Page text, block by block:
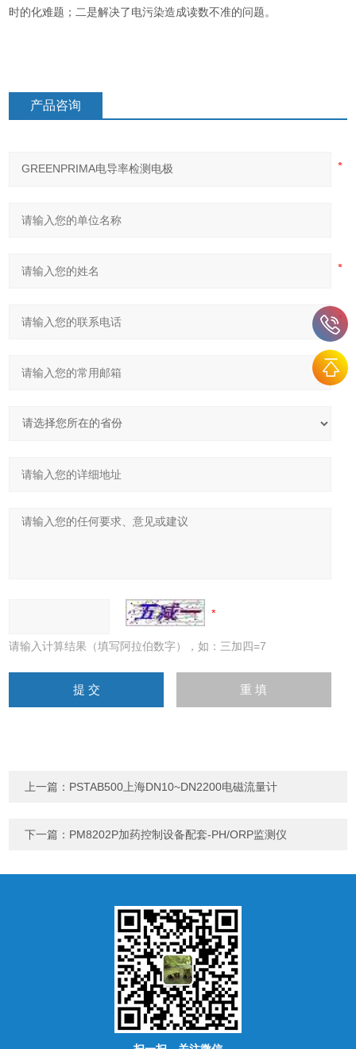
时的化难题；二是解决了电污染造成读数不准的问题。
产品咨询
请输入计算结果（填写阿拉伯数字），如：三加四=7
上一篇： PSTAB500上海DN10~DN2200电磁流量计
下一篇： PM8202P加药控制设备配套-PH/ORP监测仪